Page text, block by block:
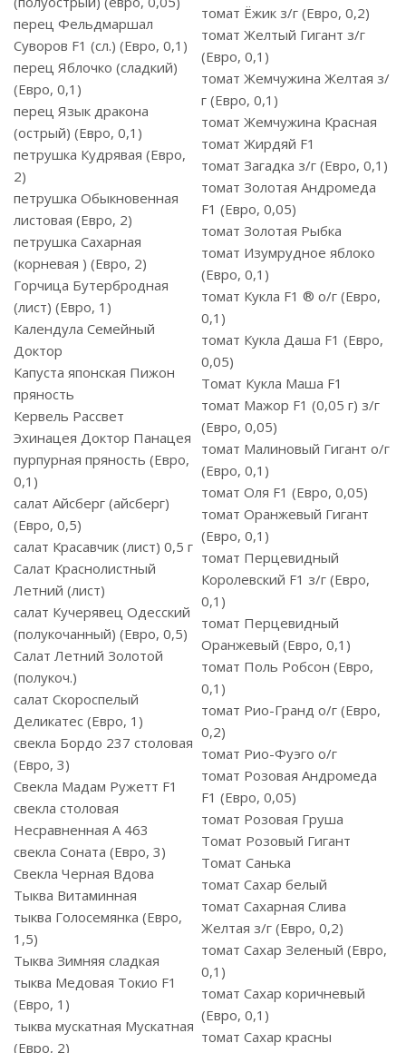
перец Фельдмаршал
Суворов F1 (сл.) (Евро, 0,1)
перец Яблочко (сладкий)
(Евро, 0,1)
перец Язык дракона
(острый) (Евро, 0,1)
петрушка Кудрявая (Евро,
2)
петрушка Обыкновенная
листовая (Евро, 2)
петрушка Сахарная
(корневая ) (Евро, 2)
Горчица Бутербродная
(лист) (Евро, 1)
Календула Семейный
Доктор
Капуста японская Пижон
пряность
Кервель Рассвет
Эхинацея Доктор Панацея
пурпурная пряность (Евро,
0,1)
салат Айсберг (айсберг)
(Евро, 0,5)
салат Красавчик (лист) 0,5 г
Салат Краснолистный
Летний (лист)
салат Кучерявец Одесский
(полукочанный) (Евро, 0,5)
Салат Летний Золотой
(полукоч.)
салат Скороспелый
Деликатес (Евро, 1)
свекла Бордо 237 столовая
(Евро, 3)
Свекла Мадам Ружетт F1
свекла столовая
Несравненная А 463
свекла Соната (Евро, 3)
Свекла Черная Вдова
Тыква Витаминная
тыква Голосемянка (Евро,
1,5)
Тыква Зимняя сладкая
тыква Медовая Токио F1
(Евро, 1)
тыква мускатная Мускатная
(Евро, 2)
томат Ёжик з/г (Евро, 0,2)
томат Желтый Гигант з/г
(Евро, 0,1)
томат Жемчужина Желтая з/
г (Евро, 0,1)
томат Жемчужина Красная
томат Жирдяй F1
томат Загадка з/г (Евро, 0,1)
томат Золотая Андромеда
F1 (Евро, 0,05)
томат Золотая Рыбка
томат Изумрудное яблоко
(Евро, 0,1)
томат Кукла F1 ® о/г (Евро,
0,1)
томат Кукла Даша F1 (Евро,
0,05)
Томат Кукла Маша F1
томат Мажор F1 (0,05 г) з/г
(Евро, 0,05)
томат Малиновый Гигант о/г
(Евро, 0,1)
томат Оля F1 (Евро, 0,05)
томат Оранжевый Гигант
(Евро, 0,1)
томат Перцевидный
Королевский F1 з/г (Евро,
0,1)
томат Перцевидный
Оранжевый (Евро, 0,1)
томат Поль Робсон (Евро,
0,1)
томат Рио-Гранд о/г (Евро,
0,2)
томат Рио-Фуэго о/г
томат Розовая Андромеда
F1 (Евро, 0,05)
томат Розовая Груша
Томат Розовый Гигант
Томат Санька
томат Сахар белый
томат Сахарная Слива
Желтая з/г (Евро, 0,2)
томат Сахар Зеленый (Евро,
0,1)
томат Сахар коричневый
(Евро, 0,1)
томат Сахар красны